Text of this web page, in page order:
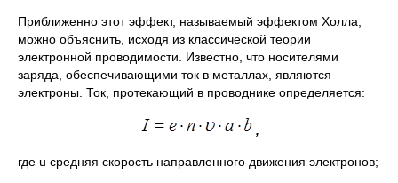
Приближенно этот эффект, называемый эффектом Холла,
можно объяснить, исходя из классической теории
электронной проводимости. Известно, что носителями
заряда, обеспечивающими ток в металлах, являются
электроны. Ток, протекающий в проводнике определяется:
,
где u средняя скорость направленного движения электронов;